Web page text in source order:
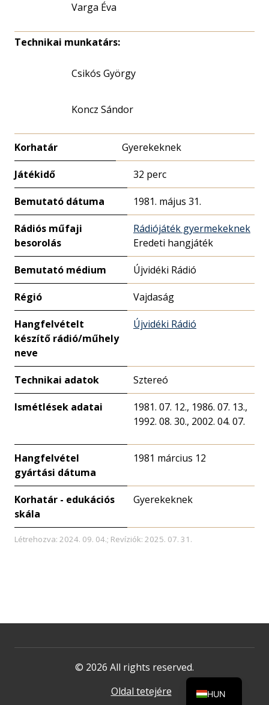
Varga Éva
Technikai munkatárs:
Csikós György
Koncz Sándor
Korhatár Gyerekeknek
Játékidő 32 perc
Bemutató dátuma 1981. május 31.
Rádiós műfaji
besorolás
Rádiójáték gyermekeknek
Eredeti hangjáték
Bemutató médium Újvidéki Rádió
Régió Vajdaság
Hangfelvételt
készítő rádió/műhely
neve
Újvidéki Rádió
Technikai adatok Sztereó
Ismétlések adatai
1981. 07. 12., 1986. 07. 13.,
1992. 08. 30., 2002. 04. 07.
Hangfelvétel
gyártási dátuma
1981 március 12
Korhatár - edukációs
skála
Gyerekeknek
Létrehozva: 2024. 09. 04.; Revíziók: 2025. 07. 31.
© 2026 All rights reserved.
Oldal tetejére
HUN